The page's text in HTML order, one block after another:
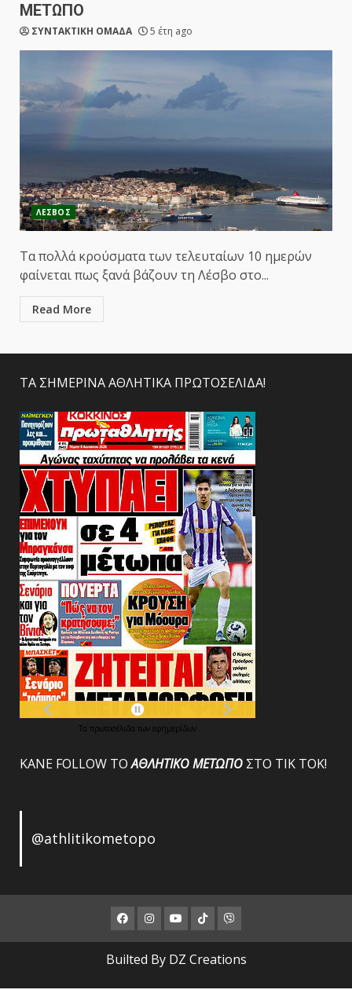
ΜΕΤΩΠΟ
ΣΥΝΤΑΚΤΙΚΗ ΟΜΑΔΑ 5 έτη ago
ΛΕΣΒΟΣ
Τα πολλά κρούσματα των τελευταίων 10 ημερών
φαίνεται πως ξανά βάζουν τη Λέσβο στο...
Read More
ΤΑ ΣΗΜΕΡΙΝΑ ΑΘΛΗΤΙΚΑ ΠΡΩΤΟΣΕΛΙΔΑ!
Τα πρωτοσέλιδα των εφημερίδων
ΚΑΝΕ FOLLOW ΤΟΑΘΛΗΤΙΚΟΜΕΤΩΠΟ ΣΤΟ ΤΙΚ ΤΟΚ!
@athlitikometopo
Facebook
Instagram
Youtube
ΤΙΚ
ΤΟΚ
Viber
Builted By DZ Creations